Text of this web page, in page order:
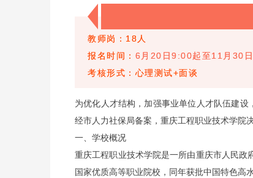
教师岗：18人
报名时间： 6月20日9:00起至11月30
考核形式：心理测试+面谈
为优化人才结构，加强事业单位人才队伍建
经市人力社保局备案，重庆工程职业技术学院
一、学校概况
重庆工程职业技术学院是一所由重庆市人民
国家优质高等职业院校，同年获批中国特色高